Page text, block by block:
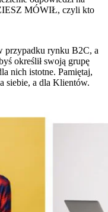
MÓWIŁ, czyli kto
przypadku rynku B2C, a
określił swoją grupę
nich istotne. Pamiętaj,
siebie, a dla Klientów.